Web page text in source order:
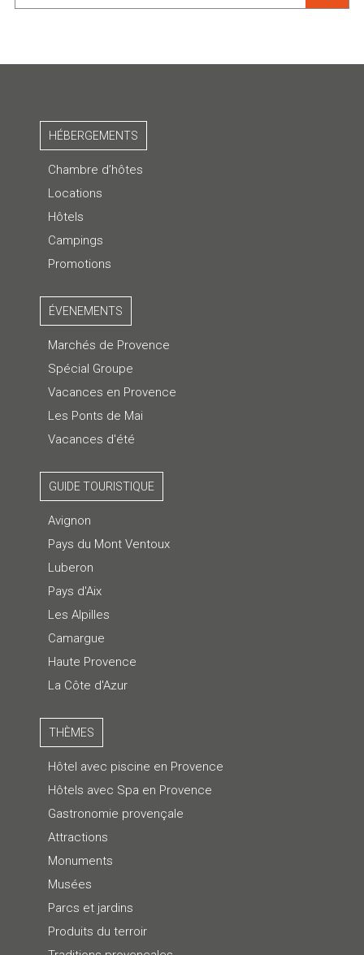
HÉBERGEMENTS
Chambre d’hôtes
Locations
Hôtels
Campings
Promotions
ÉVENEMENTS
Marchés de Provence
Spécial Groupe
Vacances en Provence
Les Ponts de Mai
Vacances d'été
GUIDE TOURISTIQUE
Avignon
Pays du Mont Ventoux
Luberon
Pays d'Aix
Les Alpilles
Camargue
Haute Provence
La Côte d'Azur
THÈMES
Hôtel avec piscine en Provence
Hôtels avec Spa en Provence
Gastronomie provençale
Attractions
Monuments
Musées
Parcs et jardins
Produits du terroir